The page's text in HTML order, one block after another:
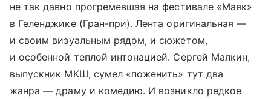
не так давно прогремевшая на фестивале «Маяк»
в Геленджике (Гран-при). Лента оригинальная —
и своим визуальным рядом, и сюжетом,
и особенной теплой интонацией. Сергей Малкин,
выпускник МКШ, сумел «поженить» тут два
жанра — драму и комедию. И возникло редкое